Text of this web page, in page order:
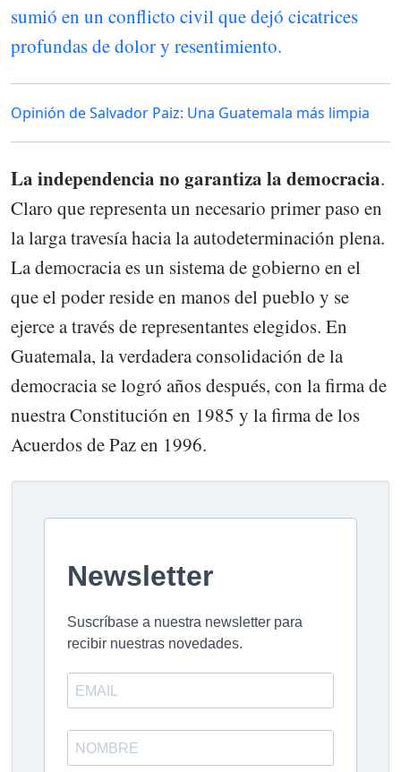
sumió en un conflicto civil que dejó cicatrices
profundas de dolor y resentimiento.
Opinión de Salvador Paiz: Una Guatemala más limpia
La independencia no garantiza la democracia.
Claro que representa un necesario primer paso en
la larga travesía hacia la autodeterminación plena.
La democracia es un sistema de gobierno en el
que el poder reside en manos del pueblo y se
ejerce a través de representantes elegidos. En
Guatemala, la verdadera consolidación de la
democracia se logró años después, con la firma de
nuestra Constitución en 1985 y la firma de los
Acuerdos de Paz en 1996.